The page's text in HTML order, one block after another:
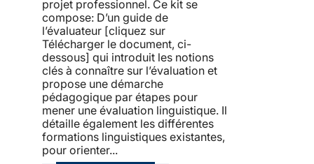
projet professionnel. Ce kit se
compose: D’un guide de
l’évaluateur [cliquez sur
Télécharger le document, ci-
dessous] qui introduit les notions
clés à connaître sur l’évaluation et
propose une démarche
pédagogique par étapes pour
mener une évaluation linguistique. Il
détaille également les différentes
formations linguistiques existantes,
pour orienter...